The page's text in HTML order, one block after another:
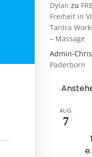
Dylan zu
Freiheit in
Tantra
– Massage
Admin-
Paderborn
AUG.
7